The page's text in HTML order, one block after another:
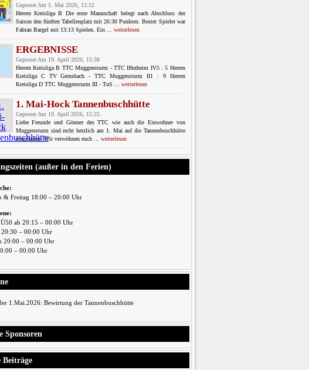
Gepostet Am 5. Mai 2026, 12:52
Herren Kreisliga B Die erste Mannschaft belegt nach Abschluss der
Saison den fünften Tabellenplatz mit 26:30 Punkten. Bester Spieler war
Fabian Bargel mit 13:13 Spielen. Ein ... weiterlesen
ERGEBNISSE
Gepostet Am 19. April 2026, 15:38
Herren Kreisliga B TTC Muggensturm - TTC Iffezheim IV5 : 5 Herren
Kreisliga C TV Gernsbach - TTC Muggensturm II1 : 9 Herren
Kreisliga D TTC Muggensturm III - TuS ... weiterlesen
1. Mai-Hock Tannenbuschhütte
Gepostet Am 19. April 2026, 15:25
Liebe Freunde und Gönner des TTC wie auch die Einwohner von
Muggensturm sind recht herzlich am 1. Mai auf die Tannenbuschhütte
eingeladen. Wir verwöhnen euch ... weiterlesen
(außer in den Ferien)
& Freitag 18:00 – 20:00 Uhr
ab 20:15 – 00:00 Uhr
20:30 – 00:00 Uhr
20:00 – 00:00 Uhr
– 00:00 Uhr
1.Mai.2026: Bewirtung der Tannenbuschhütte
Sponsoren
Beiträge